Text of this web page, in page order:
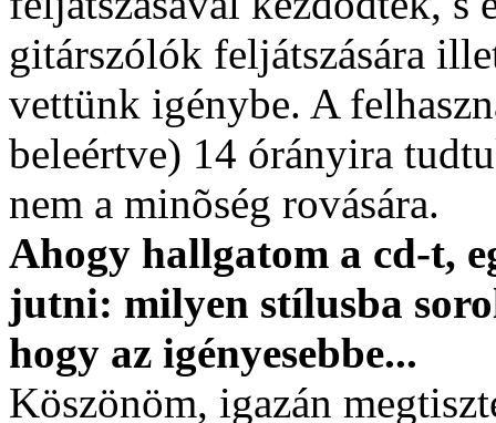
gitárszólók feljátszására
vettünk igénybe. A
beleértve) 14 órányira
nem a minõség rovására.
Ahogy hallgatom a cd-t,
jutni: milyen stílusba
hogy az igényesebbe...
Köszönöm, igazán